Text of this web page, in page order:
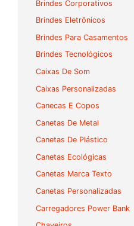
Brindes Corporativos
Brindes Eletrônicos
Brindes Para Casamentos
Brindes Tecnológicos
Caixas De Som
Caixas Personalizadas
Canecas E Copos
Canetas De Metal
Canetas De Plástico
Canetas Ecológicas
Canetas Marca Texto
Canetas Personalizadas
Carregadores Power Bank